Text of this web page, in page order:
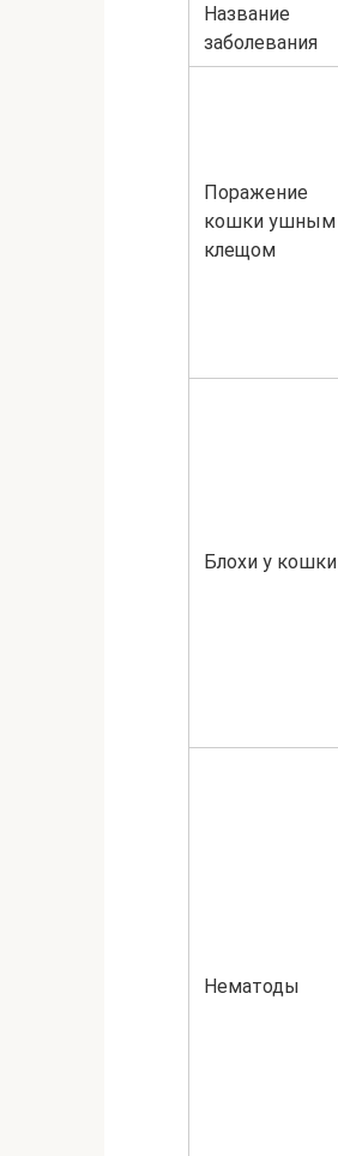
Название
заболевания
Поражение
кошки ушным
клещом
Блохи у кошки
Нематоды